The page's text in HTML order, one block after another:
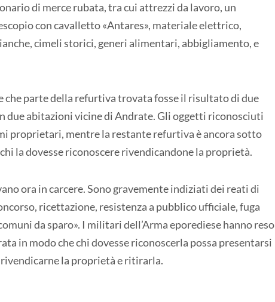
di merce rubata, tra cui attrezzi da lavoro, un
con cavalletto «Antares», materiale elettrico,
cimeli storici, generi alimentari, abbigliamento, e
che parte della refurtiva trovata fosse il risultato di due
due abitazioni vicine di Andrate. Gli oggetti riconosciuti
proprietari, mentre la restante refurtiva è ancora sotto
la dovesse riconoscere rivendicandone la proprietà.
ora in carcere. Sono gravemente indiziati dei reati di
ricettazione, resistenza a pubblico ufficiale, fuga
da sparo». I militari dell’Arma eporediese hanno reso
in modo che chi dovesse riconoscerla possa presentarsi
la proprietà e ritirarla.